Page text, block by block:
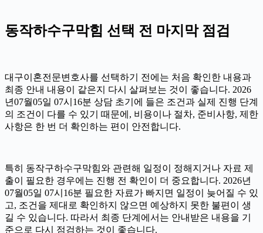
동작하수구막힘 선택 전 마지막 점검
대구이혼전문변호사를 선택하기 전에는 처음 확인한 내용과
최종 안내 내용이 같은지 다시 살펴보는 것이 좋습니다. 2026
년07월05일 07시16분 상담 초기에 들은 조건과 실제 진행 단계
의 조건이 다를 수 있기 때문에, 비용이나 절차, 준비사항, 제한
사항은 한 번 더 확인하는 편이 안전합니다.
특히 동작구하수구막힘와 관련해 일정이 정해지거나 자료 제
출이 필요한 경우에는 진행 전 확인이 더 중요합니다. 2026년
07월05일 07시16분 필요한 자료가 빠지면 일정이 늦어질 수 있
고, 조건을 제대로 확인하지 않으면 예상하지 못한 불편이 생
길 수 있습니다. 따라서 최종 단계에서는 안내받은 내용을 기
준으로 다시 점검하는 것이 좋습니다.